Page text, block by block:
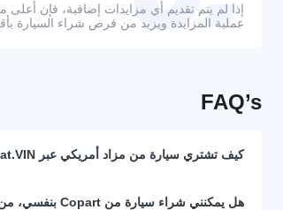
إذا لم يتم تقديم أي مزايدات إضافية، فإن
عملية المزايدة ويزيد من فرص شراء السيارة
FAQ’s
كيف تشتري سيارة من مزاد أمريكي عبر Stat.VIN؟
هل يمكنني شراء سيارة من Copart بنفسي، من دون وسيط؟